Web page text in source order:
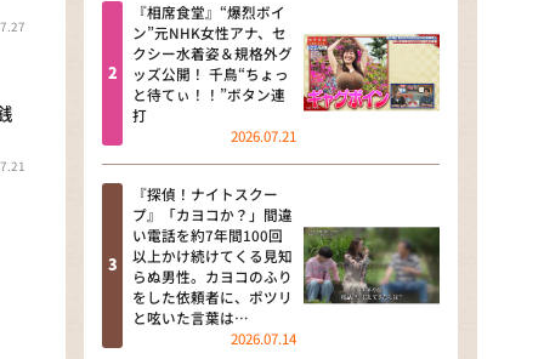
河合＆A.B.C-Z塚田×福井アナ
「なんでやねん！？」（news お
かえり）
DAIGOも台所 ～きょうの献立 何
にする？～
本日はダイアンなり！シーズン２
朝だ！生です旅サラダ
教えて！ニュースライブ 正義の
ミカタ
『相席食堂』“爆烈ボイ
ン”元NHK女性アナ、セ
クシー水着姿＆規格外グ
ッズ公開！ 千鳥“ちょっ
と待てぃ！！”ボタン連
打
2026.07.21
『探偵！ナイトスクー
プ』「カヨコか？」間違
い電話を約7年間100回
以上かけ続けてくる見知
らぬ男性。カヨコのふり
をした依頼者に、ポツリ
と呟いた言葉は…
2026.07.14